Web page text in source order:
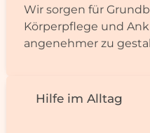
Wir sorgen für
Körperpflege und
angenehmer zu
Hilfe im Alltag